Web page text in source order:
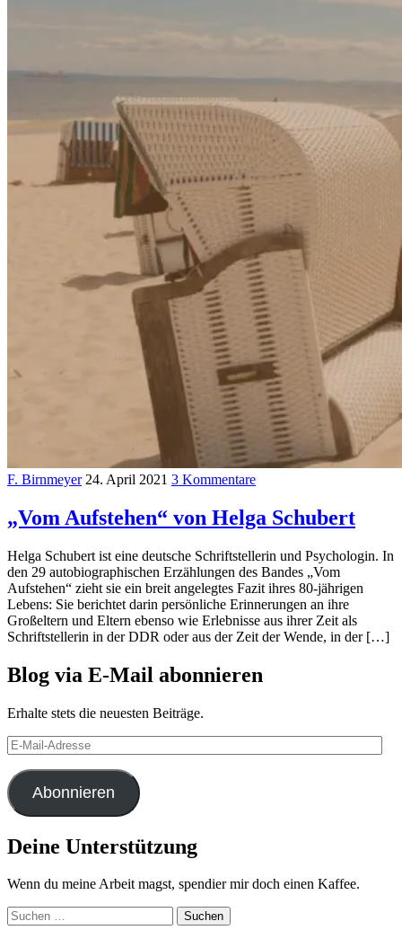
F. Birnmeyer 24. April 2021 3 Kommentare
„Vom Aufstehen“ von Helga Schubert
Helga Schubert ist eine deutsche Schriftstellerin und Psychologin. In
den 29 autobiographischen Erzählungen des Bandes „Vom
Aufstehen“ zieht sie ein breit angelegtes Fazit ihres 80-jährigen
Lebens: Sie berichtet darin persönliche Erinnerungen an ihre
Großeltern und Eltern ebenso wie Erlebnisse aus ihrer Zeit als
Schriftstellerin in der DDR oder aus der Zeit der Wende, in der […]
Blog via E-Mail abonnieren
Erhalte stets die neuesten Beiträge.
E-
Mail-
Adresse
Abonnieren
Deine Unterstützung
Wenn du meine Arbeit magst, spendier mir doch einen Kaffee.
Suchen
nach: